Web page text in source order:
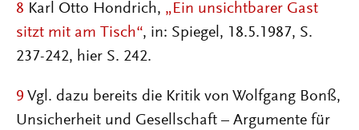
8 Karl Otto Hondrich, „Ein unsichtbarer Gast
sitzt mit am Tisch“, in: Spiegel, 18.5.1987, S.
237-242, hier S. 242.
9 Vgl. dazu bereits die Kritik von Wolfgang Bonß,
Unsicherheit und Gesellschaft – Argumente für